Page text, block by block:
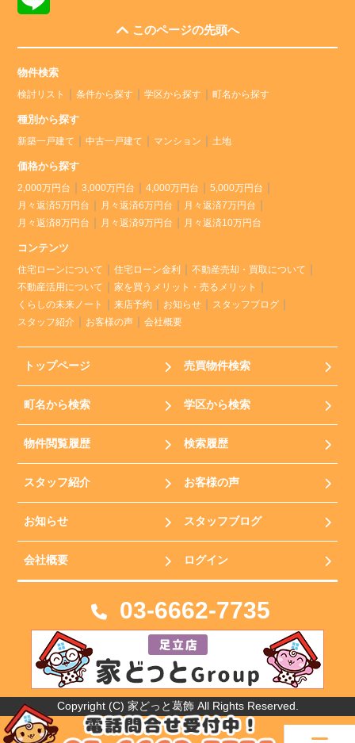
このページの先頭へ
物件検索
検討リスト 条件から探す 学区から探す 町名から探す
種別から探す
新築一戸建て 中古一戸建て マンション 土地
価格から探す
2,000万円台 3,000万円台 4,000万円台
5,000万円台
月々返済5万円台
月々返済6万円台
月々返済7万円台
月々返済8万円台
月々返済9万円台 月々返済10万円台
コンテンツ
住宅ローンについて 住宅ローン金利
不動産売却・買取について
不動産活用について
家を買うメリット・売るメリット
くらしの未来ノート
来店予約 お知らせ
スタッフブログ
スタッフ紹介
お客様の声 会社概要
トップページ 売買物件検索
町名から検索 学区から検索
物件閲覧履歴 検索履歴
スタッフ紹介 お客様の声
お知らせ スタッフブログ
会社概要 ログイン
03-6662-7735
Copyright (C) 家どっと葛飾 All Rights Reserved.